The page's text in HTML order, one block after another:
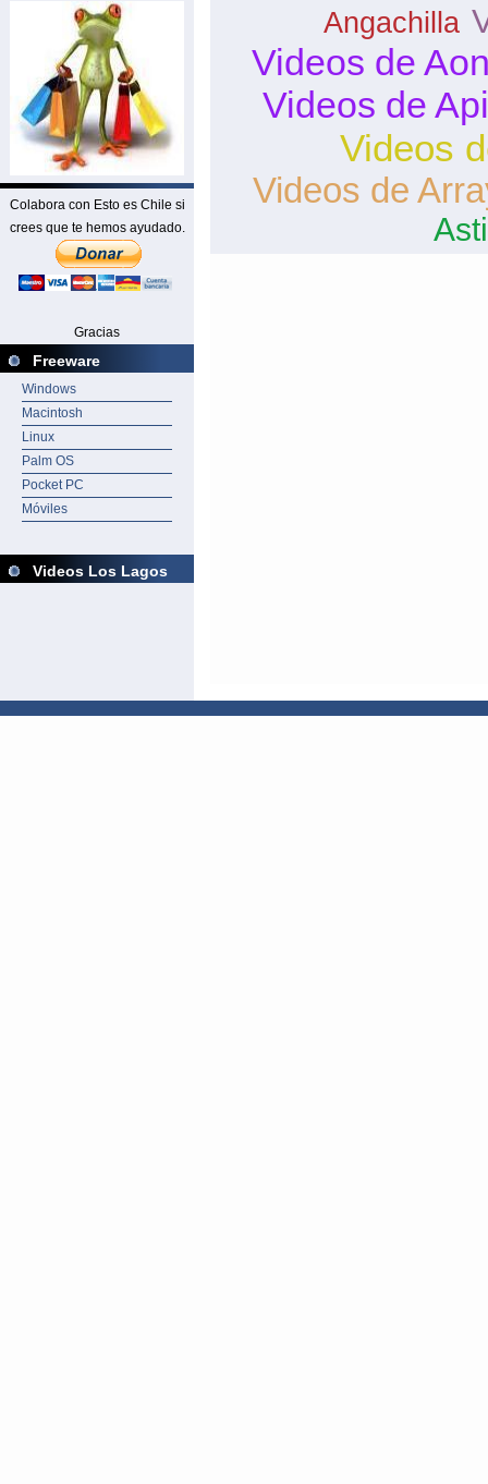
Colabora con Esto es Chile si
crees que te hemos ayudado.
Gracias
Freeware
Windows
Macintosh
Linux
Palm OS
Pocket PC
Móviles
Videos Los Lagos
Angachilla
Videos de
Videos de
Videos
Videos de